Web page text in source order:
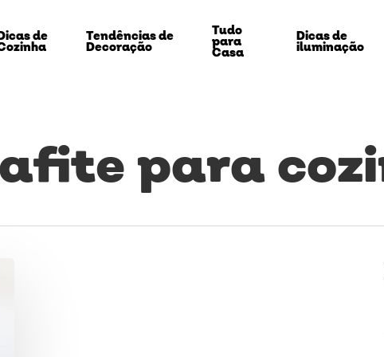
de Tendências de
Decoração
Tudo
para
Casa
Dicas de
iluminação
para